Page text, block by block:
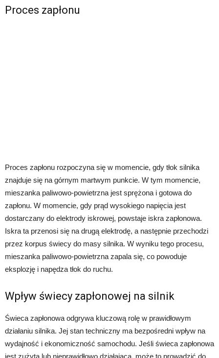
Proces zapłonu
Proces zapłonu rozpoczyna się w momencie, gdy tłok silnika
znajduje się na górnym martwym punkcie. W tym momencie,
mieszanka paliwowo-powietrzna jest sprężona i gotowa do
zapłonu. W momencie, gdy prąd wysokiego napięcia jest
dostarczany do elektrody iskrowej, powstaje iskra zapłonowa.
Iskra ta przenosi się na drugą elektrodę, a następnie przechodzi
przez korpus świecy do masy silnika. W wyniku tego procesu,
mieszanka paliwowo-powietrzna zapala się, co powoduje
eksplozję i napędza tłok do ruchu.
Wpływ świecy zapłonowej na silnik
Świeca zapłonowa odgrywa kluczową rolę w prawidłowym
działaniu silnika. Jej stan techniczny ma bezpośredni wpływ na
wydajność i ekonomiczność samochodu. Jeśli świeca zapłonowa